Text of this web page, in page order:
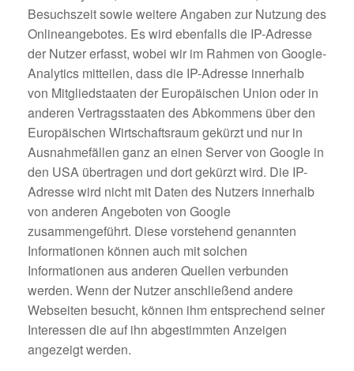
Besuchszeit sowie weitere Angaben zur Nutzung des
Onlineangebotes. Es wird ebenfalls die IP-Adresse
der Nutzer erfasst, wobei wir im Rahmen von Google-
Analytics mitteilen, dass die IP-Adresse innerhalb
von Mitgliedstaaten der Europäischen Union oder in
anderen Vertragsstaaten des Abkommens über den
Europäischen Wirtschaftsraum gekürzt und nur in
Ausnahmefällen ganz an einen Server von Google in
den USA übertragen und dort gekürzt wird. Die IP-
Adresse wird nicht mit Daten des Nutzers innerhalb
von anderen Angeboten von Google
zusammengeführt. Diese vorstehend genannten
Informationen können auch mit solchen
Informationen aus anderen Quellen verbunden
werden. Wenn der Nutzer anschließend andere
Webseiten besucht, können ihm entsprechend seiner
Interessen die auf ihn abgestimmten Anzeigen
angezeigt werden.